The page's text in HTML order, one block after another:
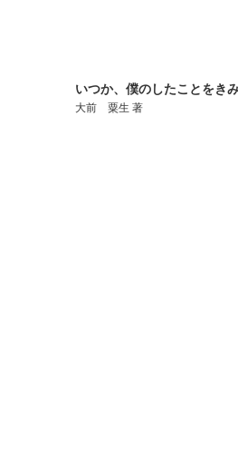
いつか、僕のしたことをき
大前 粟生 著